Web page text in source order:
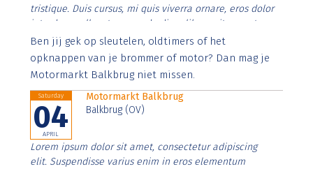
tristique. Duis cursus, mi quis viverra ornare, eros dolor
interdum nulla, ut commodo diam libero vitae erat.
Aenean faucibus nibh et justo cursus id rutrum lorem
imperdiet. Nunc ut sem vitae risus tristique posuere.
Ben jij gek op sleutelen, oldtimers of het
opknappen van je brommer of motor? Dan mag je
Motormarkt Balkbrug niet missen.
Saturday
04
APRIL
Motormarkt Balkbrug
Balkbrug (OV)
Lorem ipsum dolor sit amet, consectetur adipiscing
elit. Suspendisse varius enim in eros elementum